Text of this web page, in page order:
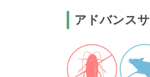
アドバンス